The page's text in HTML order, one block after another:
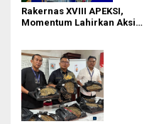
Rakernas XVIII APEKSI,
Momentum Lahirkan Aksi